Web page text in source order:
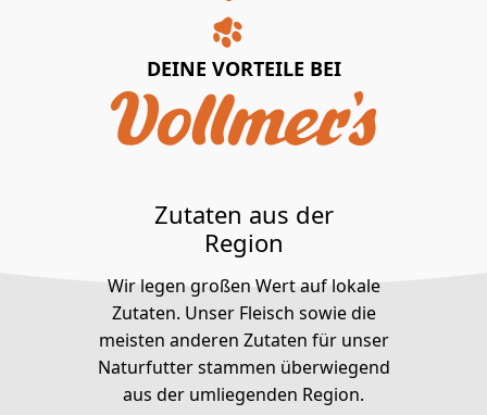
DEINE VORTEILE BEI
Zutaten aus der
Region
Wir legen großen Wert auf lokale
Zutaten. Unser Fleisch sowie die
meisten anderen Zutaten für unser
Naturfutter stammen überwiegend
aus der umliegenden Region.